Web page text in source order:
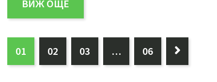
ВИЖ ОЩЕ
СТРАНИЦА:
01 02 03 … 06 